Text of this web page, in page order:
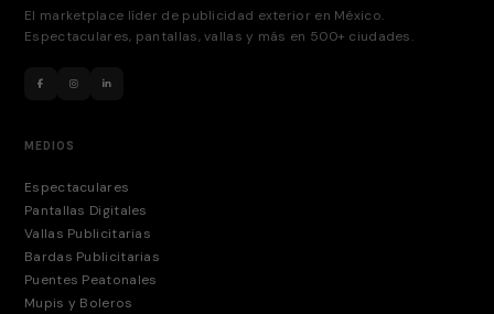
El marketplace líder de publicidad exterior en México.
Espectaculares, pantallas, vallas y más en 500+ ciudades.
MEDIOS
Espectaculares
Pantallas Digitales
Vallas Publicitarias
Bardas Publicitarias
Puentes Peatonales
Mupis y Boleros